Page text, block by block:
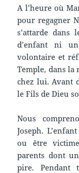
A l’heure où
pour regagner
s’attarde dans
d’enfant ni
volontaire et
Temple, dans la
chez lui. Avant
le Fils de Dieu
Nous
Joseph.
ou être
parents dont
pire.